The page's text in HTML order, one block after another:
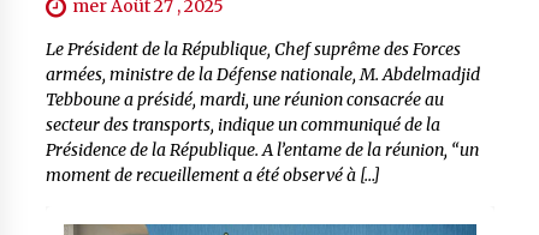
mer Août 27 , 2025
Le Président de la République, Chef suprême des Forces
armées, ministre de la Défense nationale, M. Abdelmadjid
Tebboune a présidé, mardi, une réunion consacrée au
secteur des transports, indique un communiqué de la
Présidence de la République. A l’entame de la réunion, “un
moment de recueillement a été observé à […]